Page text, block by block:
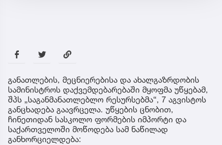
განათლების, მეცნიერებისა და ახალგაზრდობის
სამინისტროს დაქვემდებარებაში მყოფმა უწყებამ,
შპს „საგანმანათლებლო რესურსებმა“, 7 აგვისტოს
განცხადება გაავრცელა. უწყების ცნობით,
ჩინეთიდან სასკოლო ფორმების იმპორტი და
საქართველოში მოწოდება სამ ნაწილად
განხორციელდება: